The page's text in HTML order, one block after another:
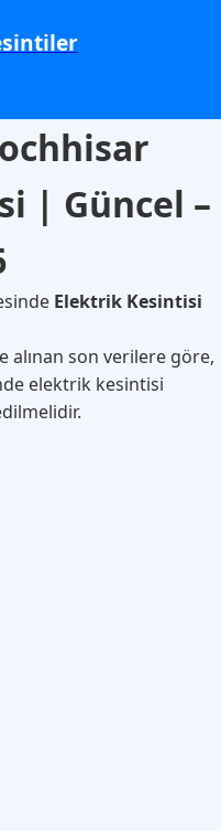
| Güncel –
Elektrik Kesintisi
alınan son verilere göre,
elektrik kesintisi